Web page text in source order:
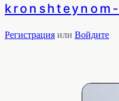
Регистрация или Войдите